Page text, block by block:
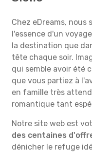
Chez eDreams, nous
l'essence d'un
la destination que
tête chaque soir.
qui semble avoir été
que vous partiez à
en famille très
romantique tant
Notre site web est
des centaines
dénicher le refuge